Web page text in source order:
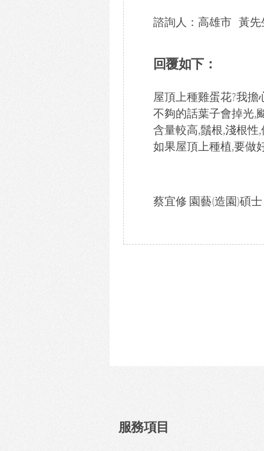
諮詢人：高雄市 黃先
回覆如下：
屋頂上種雞蛋花?我
不夠的話葉子會掉光,
含量較高,鬚根,淺根性
如果屋頂上種植,要做
蔡宜修 園藝(造園)碩士
服務項目